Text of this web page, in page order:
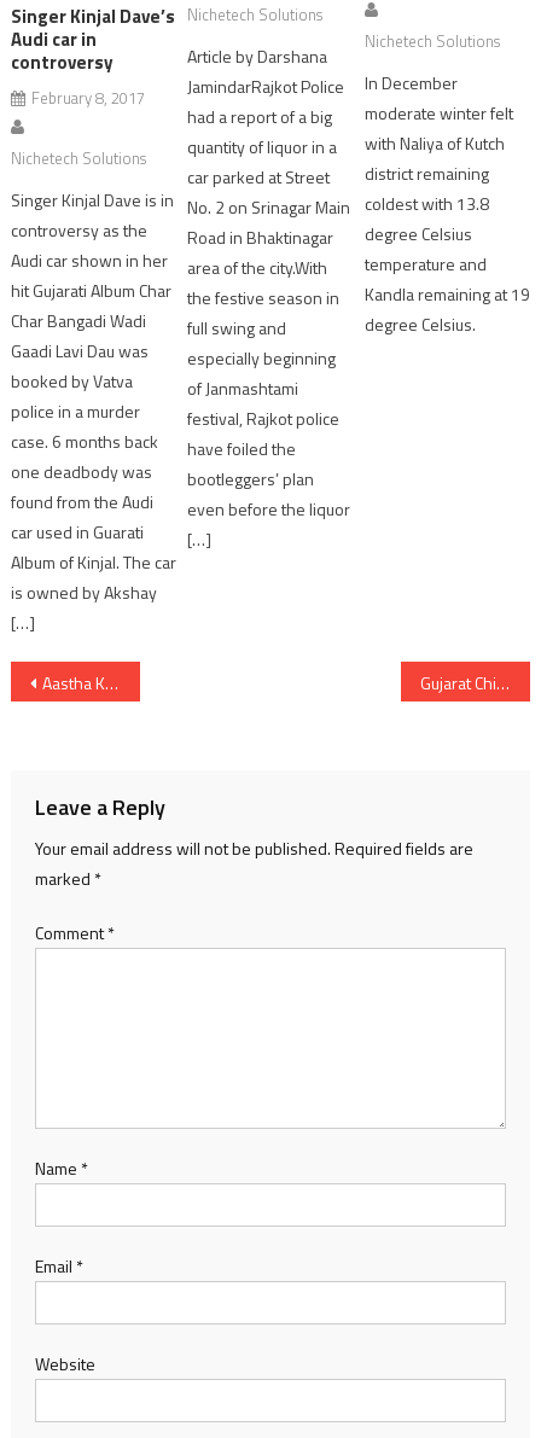
Singer Kinjal Dave’s
Audi car in
controversy
February 8, 2017
Nichetech Solutions
Singer Kinjal Dave is in
controversy as the
Audi car shown in her
hit Gujarati Album Char
Char Bangadi Wadi
Gaadi Lavi Dau was
booked by Vatva
police in a murder
case. 6 months back
one deadbody was
found from the Audi
car used in Guarati
Album of Kinjal. The car
is owned by Akshay
[…]
Nichetech Solutions
Article by Darshana
JamindarRajkot Police
had a report of a big
quantity of liquor in a
car parked at Street
No. 2 on Srinagar Main
Road in Bhaktinagar
area of ​​the city.With
the festive season in
full swing and
especially beginning
of Janmashtami
festival, Rajkot police
have foiled the
bootleggers’ plan
even before the liquor
[…]
Nichetech Solutions
In December
moderate winter felt
with Naliya of Kutch
district remaining
coldest with 13.8
degree Celsius
temperature and
Kandla remaining at 19
degree Celsius.
Post
Aastha Kacha to develop India’s first Space Architecture and Exploration Station in Gujarat Gujarat Chief Minister Bhupendra Patel flag off NCC Motorcycle Rally from Dandi to Delhi
Leave a Reply
Your email address will not be published.Required fields are
marked *
Comment*
Name *
Email *
Website